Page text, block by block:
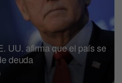
UU. afirma que el país se
deuda